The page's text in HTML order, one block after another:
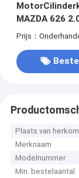
MAZDA 626
Prijs：
Plaats van
Merknaam
Modelnummer
Min. bestelaantal